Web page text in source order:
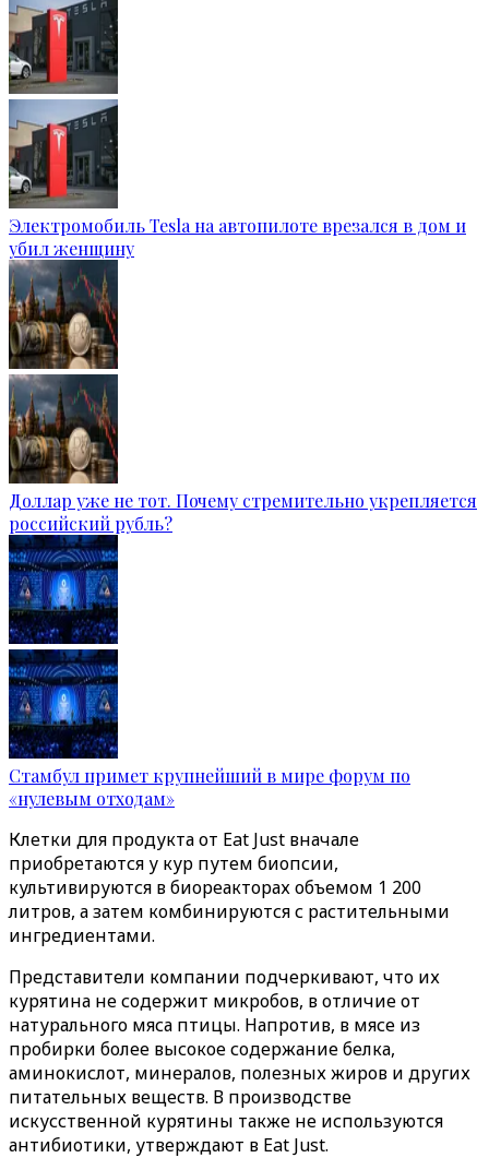
Электромобиль Tesla на автопилоте врезался в дом и
убил женщину
Доллар уже не тот. Почему стремительно укрепляется
российский рубль?
Стамбул примет крупнейший в мире форум по
«нулевым отходам»
Клетки для продукта от Eat Just вначале
приобретаются у кур путем биопсии,
культивируются в биореакторах объемом 1 200
литров, а затем комбинируются с растительными
ингредиентами.
Представители компании подчеркивают, что их
курятина не содержит микробов, в отличие от
натурального мяса птицы. Напротив, в мясе из
пробирки более высокое содержание белка,
аминокислот, минералов, полезных жиров и других
питательных веществ. В производстве
искусственной курятины также не используются
антибиотики, утверждают в Eat Just.